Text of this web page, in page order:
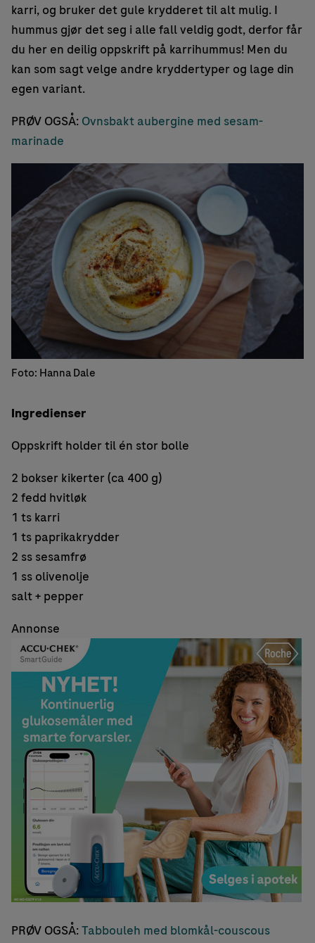
karri, og bruker det gule krydderet til alt mulig. I
hummus gjør det seg i alle fall veldig godt, derfor får
du her en deilig oppskrift på karrihummus! Men du
kan som sagt velge andre kryddertyper og lage din
egen variant.
PRØV OGSÅ: Ovnsbakt aubergine med sesam-
marinade
Foto: Hanna Dale
Ingredienser
Oppskrift holder til én stor bolle
2 bokser kikerter (ca 400 g)
2 fedd hvitløk
1 ts karri
1 ts paprikakrydder
2 ss sesamfrø
1 ss olivenolje
salt + pepper
Annonse
PRØV OGSÅ:Tabbouleh med blomkål-couscous